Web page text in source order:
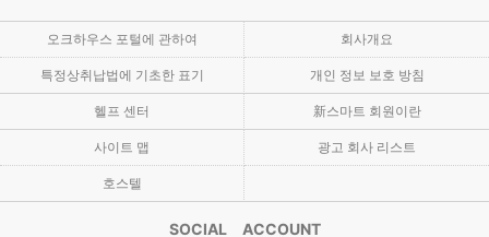
오크하우스 포털에 관하여 회사개요
특정상취납법에 기초한 표기 개인 정보 보호 방침
헬프 센터 新스마트 회원이란
사이트 맵 광고 회사 리스트
호스텔
SOCIAL ACCOUNT